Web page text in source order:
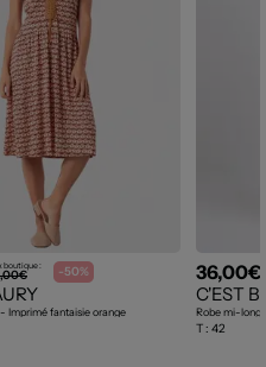
boutique : -50%
Imprimé fantaisie orange
36,00€
C'EST
Robe mi-
T : 42